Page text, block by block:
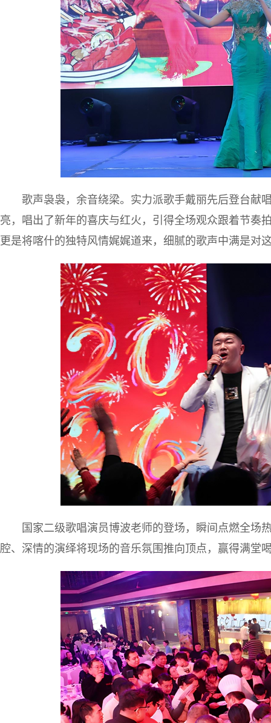
歌声袅袅，余音绕梁。实力派歌手戴丽先后登台献
亮，唱出了新年的喜庆与红火，引得全场观众跟着节奏
更是将喀什的独特风情娓娓道来，细腻的歌声中满是对
国家二级歌唱演员博波老师的登场，瞬间点燃全场
腔、深情的演绎将现场的音乐氛围推向顶点，赢得满堂